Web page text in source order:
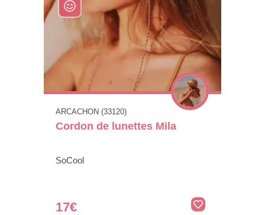
ARCACHON (33120)
Cordon de lunettes Mila
SoCool
17€